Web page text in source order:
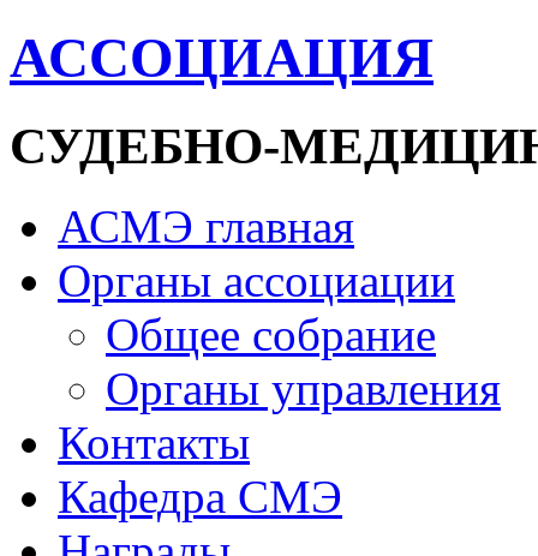
АССОЦИАЦИЯ
СУДЕБНО-
АСМЭ главная
Органы ассоциации
Общее собрание
Органы управления
Контакты
Кафедра СМЭ